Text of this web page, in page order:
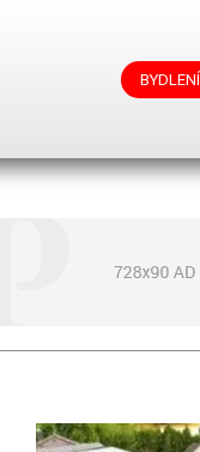
BYDLENÍ